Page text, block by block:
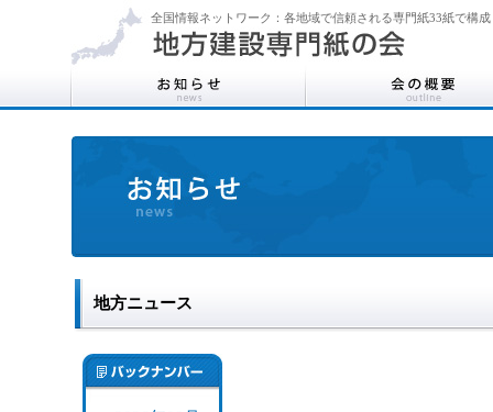
全国情報ネットワーク：各地域で信頼される専門紙33紙で構成
地方ニュース